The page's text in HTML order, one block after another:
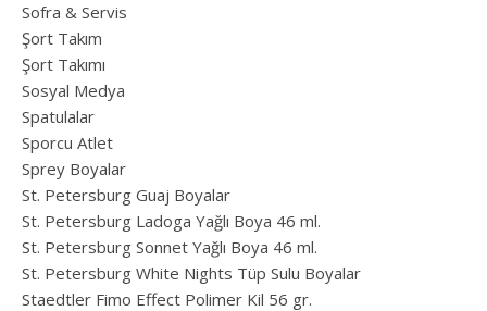
Sofra & Servis
Şort Takım
Şort Takımı
Sosyal Medya
Spatulalar
Sporcu Atlet
Sprey Boyalar
St. Petersburg Guaj Boyalar
St. Petersburg Ladoga Yağlı Boya 46 ml.
St. Petersburg Sonnet Yağlı Boya 46 ml.
St. Petersburg White Nights Tüp Sulu Boyalar
Staedtler Fimo Effect Polimer Kil 56 gr.